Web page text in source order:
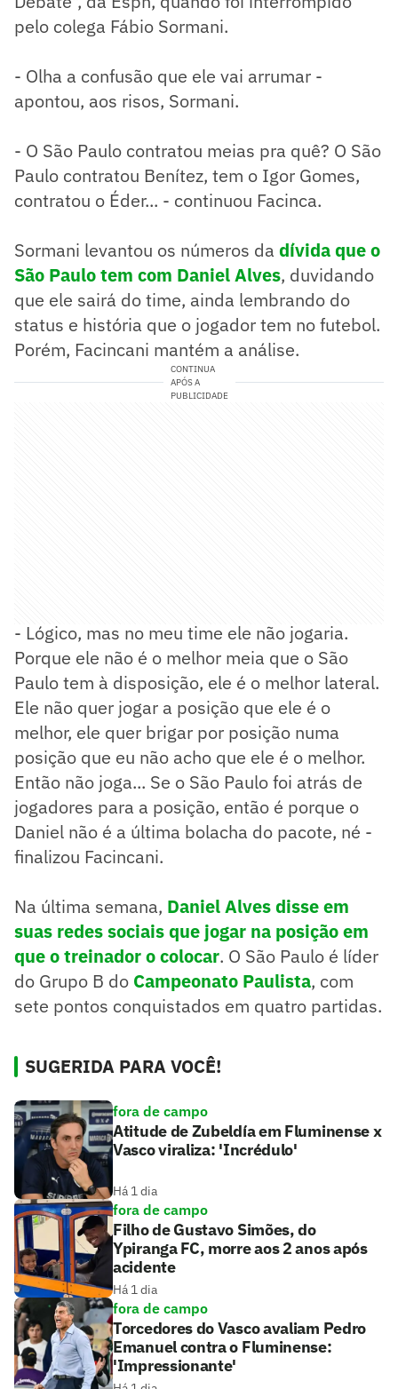
pelo colega Fábio Sormani.
- Olha a confusão que ele vai arrumar -
apontou, aos risos, Sormani.
- O São Paulo contratou meias pra quê? O São
Paulo contratou Benítez, tem o Igor Gomes,
contratou o Éder... - continuou Facinca.
Sormani levantou os números da dívida que o
São Paulo tem com Daniel Alves, duvidando
que ele sairá do time, ainda lembrando do
status e história que o jogador tem no futebol.
Porém, Facincani mantém a análise.
CONTINUA
APÓS A
PUBLICIDADE
- Lógico, mas no meu time ele não jogaria.
Porque ele não é o melhor meia que o São
Paulo tem à disposição, ele é o melhor lateral.
Ele não quer jogar a posição que ele é o
melhor, ele quer brigar por posição numa
posição que eu não acho que ele é o melhor.
Então não joga... Se o São Paulo foi atrás de
jogadores para a posição, então é porque o
Daniel não é a última bolacha do pacote, né -
finalizou Facincani.
Na última semana, Daniel Alves disse em
suas redes sociais que jogar na posição em
que o treinador o colocar. O São Paulo é líder
do Grupo B do Campeonato Paulista, com
sete pontos conquistados em quatro partidas.
SUGERIDA PARA VOCÊ!
fora de campo
Atitude de Zubeldía em Fluminense x
Vasco viraliza: 'Incrédulo'
Há 1 dia
fora de campo
Filho de Gustavo Simões, do
Ypiranga FC, morre aos 2 anos após
acidente
Há 1 dia
fora de campo
Torcedores do Vasco avaliam Pedro
Emanuel contra o Fluminense:
'Impressionante'